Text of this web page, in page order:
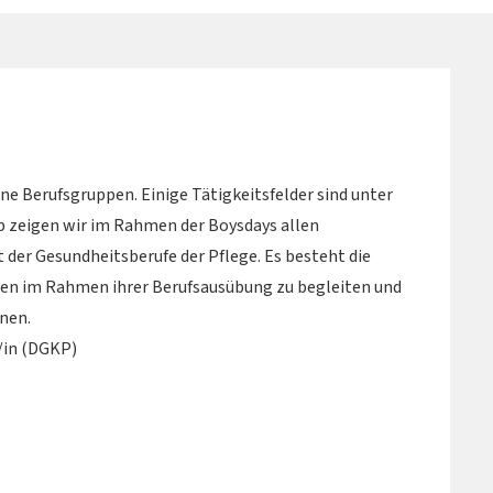
Berufsgruppen. Einige Tätigkeitsfelder sind unter
wir im Rahmen der Boysdays allen
Gesundheitsberufe der Pflege. Es besteht die
im Rahmen ihrer Berufsausübung zu begleiten und
(DGKP)